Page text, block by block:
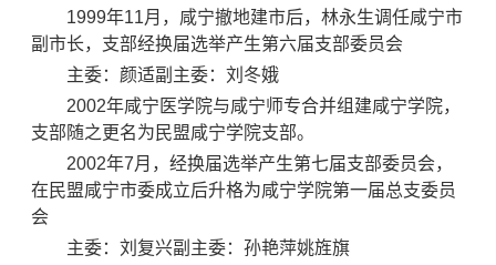
1999年11月，咸宁撤地建市后，林永生调任咸宁市
副市长，支部经换届选举产生第六届支部委员会
主委：颜适副主委：刘冬娥
2002年咸宁医学院与咸宁师专合并组建咸宁学院，
支部随之更名为民盟咸宁学院支部。
2002年7月，经换届选举产生第七届支部委员会，
在民盟咸宁市委成立后升格为咸宁学院第一届总支委员
会
主委：刘复兴副主委：孙艳萍姚旌旗